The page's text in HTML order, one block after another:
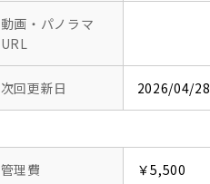
動画・パノラマ
URL
次回更新日 2026/04/28
管理費 ￥5,500